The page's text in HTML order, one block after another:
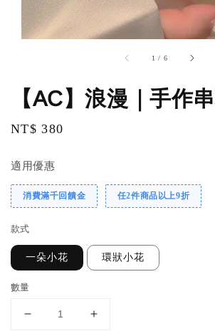
1 / 6
【AC】浪漫｜手作
Regular
NT$ 380
適用優惠
消費滿千回饋金 任2件商品以上9折
款式
一朵小花 環狀小花
數量